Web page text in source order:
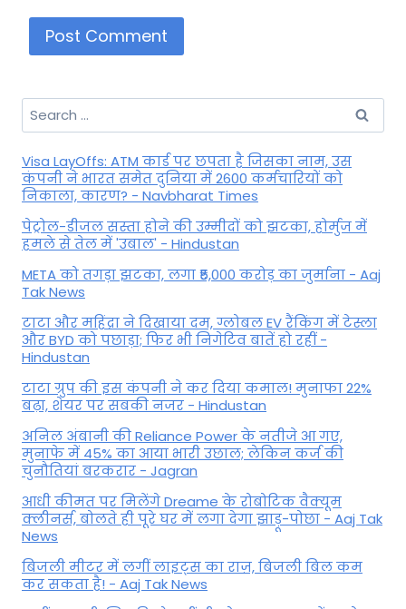
Search
for:
Visa LayOffs: ATM कार्ड पर छपता है जिसका नाम, उस
कंपनी ने भारत समेत दुनिया में 2600 कर्मचारियों को
निकाला, कारण? - Navbharat Times
पेट्रोल-डीजल सस्ता होने की उम्मीदों को झटका, होर्मुज में
हमले से तेल में 'उबाल' - Hindustan
META को तगड़ा झटका, लगा ₹5,000 करोड़ का जुर्माना - Aaj
Tak News
टाटा और महिंद्रा ने दिखाया दम, ग्लोबल EV रैंकिंग में टेस्ला
और BYD को पछाड़ा; फिर भी निगेटिव बातें हो रहीं -
Hindustan
टाटा ग्रुप की इस कंपनी ने कर दिया कमाल! मुनाफा 22%
बढ़ा, शेयर पर सबकी नजर - Hindustan
अनिल अंबानी की Reliance Power के नतीजे आ गए,
मुनाफे में 45% का आया भारी उछाल; लेकिन कर्ज की
चुनौतियां बरकरार - Jagran
आधी कीमत पर मिलेंगे Dreame के रोबोटिक वैक्यूम
क्लीनर्स, बोलते ही पूरे घर में लगा देगा झाड़ू-पोछा - Aaj Tak
News
बिजली मीटर में लगीं लाइट्स का राज़, बिजली बिल कम
कर सकता है! - Aaj Tak News